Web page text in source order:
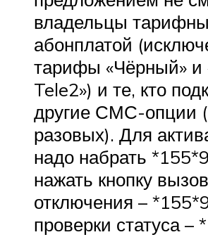
владельцы
абонплатой
тарифы «Чёрный» и
Tele2») и те, кто
другие СМС-опции
разовых). Для
надо набрать
нажать кнопку
отключения –
проверки статуса –